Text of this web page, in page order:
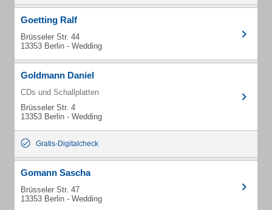
Goetting Ralf
Brüsseler Str. 44
13353 Berlin - Wedding
Goldmann Daniel
CDs und Schallplatten
Brüsseler Str. 4
13353 Berlin - Wedding
Gratis-Digitalcheck
Gomann Sascha
Brüsseler Str. 47
13353 Berlin - Wedding